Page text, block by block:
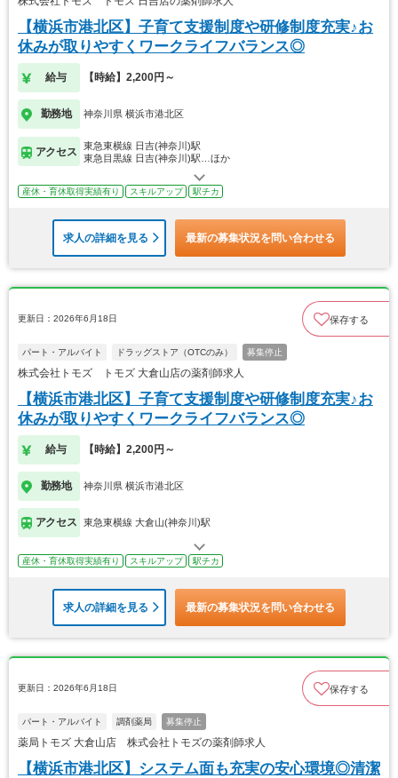
【横浜市港北区】子育て支援制度や研修制度充実♪お
休みが取りやすくワークライフバランス◎
給与 【時給】2,200円～
勤務地 神奈川県 横浜市港北区
アクセス
東急東横線 日吉(神奈川)駅
東急目黒線 日吉(神奈川)駅…ほか
産休・育休取得実績有り スキルアップ 駅チカ
求人の詳細を見る 最新の募集状況を問い合わせる
更新日：2026年6月18日 保存する
パート・アルバイト ドラッグストア（OTCのみ） 募集停止
株式会社トモズ トモズ 大倉山店の薬剤師求人
【横浜市港北区】子育て支援制度や研修制度充実♪お
休みが取りやすくワークライフバランス◎
給与 【時給】2,200円～
勤務地 神奈川県 横浜市港北区
アクセス 東急東横線 大倉山(神奈川)駅
産休・育休取得実績有り スキルアップ 駅チカ
求人の詳細を見る 最新の募集状況を問い合わせる
更新日：2026年6月18日 保存する
パート・アルバイト 調剤薬局 募集停止
薬局トモズ 大倉山店 株式会社トモズの薬剤師求人
【横浜市港北区】システム面も充実の安心環境◎清潔